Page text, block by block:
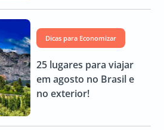
Dicas para Economizar
25 lugares para viajar
em agosto no Brasil e
no exterior!